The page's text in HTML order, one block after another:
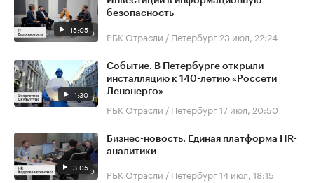
15:05
безопасность
РБК Отрасли / Петербург 23 июл, 22:24
1:30
Событие. В Петербурге открыли
инсталляцию к 140-летию «Россети
Ленэнерго»
РБК Отрасли / Петербург17 июл, 20:50
3:05
Бизнес-новость. Единая платформа HR-
аналитики
РБК Отрасли / Петербург14 июл, 18:15